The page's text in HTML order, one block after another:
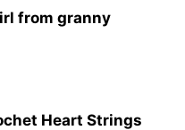
from granny
Heart Strings